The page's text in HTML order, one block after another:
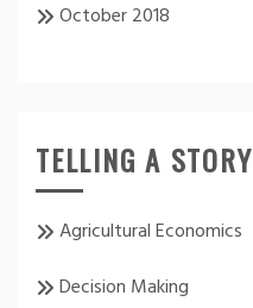
October 2018
TELLING A STORY
Agricultural Economics
Decision Making